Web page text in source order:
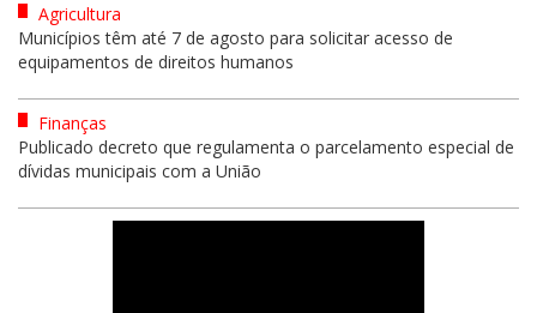
Agricultura
Municípios têm até 7 de agosto para solicitar acesso de
equipamentos de direitos humanos
Finanças
Publicado decreto que regulamenta o parcelamento especial de
dívidas municipais com a União